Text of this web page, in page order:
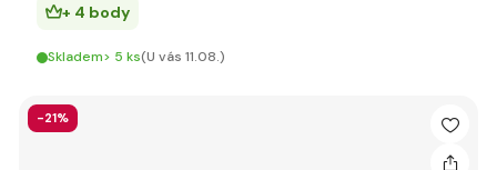
+ 4 body
Skladem> 5 ks(U vás 11.08.)
-21%